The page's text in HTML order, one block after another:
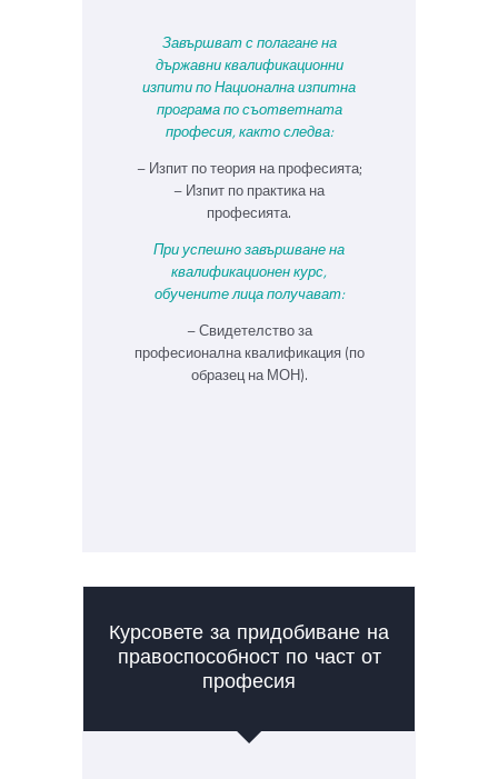
Завършват с полагане на
държавни квалификационни
изпити по Национална изпитна
програма по съответната
професия, както следва:
– Изпит по теория на професията;
– Изпит по практика на
професията.
При успешно завършване на
квалификационен курс,
обучените лица получават:
– Свидетелство за
професионална квалификация (по
образец на МОН).
Курсовете за придобиване на
правоспособност по част от
професия